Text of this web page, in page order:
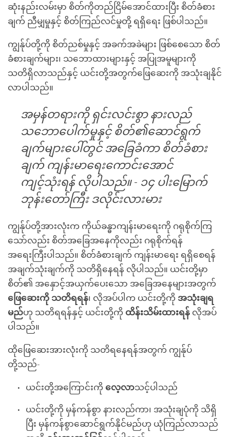
ဆုံးနည်းလမ်းမှာ စိတ်ကိုတည်ငြိမ်အောင်ထားပြီး စိတ်ခံစား
ချက် ညီမျှမှုနှင့် စိတ်ကြည်လင်မှုတို့ ရရှိရေး ဖြစ်ပါသည်။
ကျွန်ုပ်တို့ကို စိတ်ညစ်မှုနှင့် အခက်အခဲများ ဖြစ်စေသော စိတ်
ခံစားချက်များ၊ သဘောထားများနှင့် အပြုအမူများကို
သတိရှိလာသည်နှင့် ယင်းတို့အတွက်ဖြေဆေးကို အသုံးချနိုင်
လာပါသည်။
အမှန်တရားကို ရှင်းလင်းစွာ နားလည်
သဘောပေါက်မှုနှင့် စိတ်၏ဆောင်ရွက်
ချက်များပေါ်တွင် အခြေခံကာ စိတ်ခံစား
ချက် ကျန်းမာရေးကောင်းအောင်
ကျင့်သုံးရန် လိုပါသည်။- ၁၄ ပါးမြောက်
ဘုန်းတော်ကြီး ဒလိုင်းလားမား
ကျွန်ုပ်တို့အားလုံးက ကိုယ်ခန္ဓာကျန်းမာရေးကို ဂရုစိုက်ကြ
သော်လည်း စိတ်အခြေအနေကိုလည်း ဂရုစိုက်ရန်
အရေးကြီးပါသည်။ စိတ်ခံစားချက် ကျန်းမာရေး ရရှိစေရန်
အချက်သုံးချက်ကို သတိရှိနေရန် လိုပါသည်။ ယင်းတို့မှာ
စိတ်၏ အနှောင့်အယှက်ပေးသော အခြေအနေများအတွက်
ဖြေဆေးကို သတိရရန်၊ လိုအပ်ပါက ယင်းတို့ကို အသုံးချရ
မည်ဟု သတိရရန်နှင့် ယင်းတို့ကို ထိန်းသိမ်းထားရန် လိုအပ်
ပါသည်။
ထိုဖြေဆေးအားလုံးကို သတိရနေရန်အတွက် ကျွန်ုပ်
တို့သည်-
ယင်းတို့အကြောင်းကို လေ့လာသင့်ပါသည်
ယင်းတို့ကို မှန်ကန်စွာ နားလည်ကာ၊ အသုံးချပုံကို သိရှိ
ပြီး မှန်ကန်စွာဆောင်ရွက်နိုင်မည်ဟု ယုံကြည်လာသည်